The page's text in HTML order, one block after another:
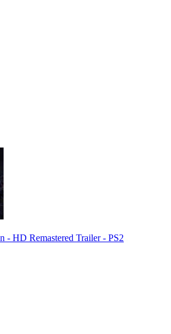
- HD Remastered Trailer - PS2